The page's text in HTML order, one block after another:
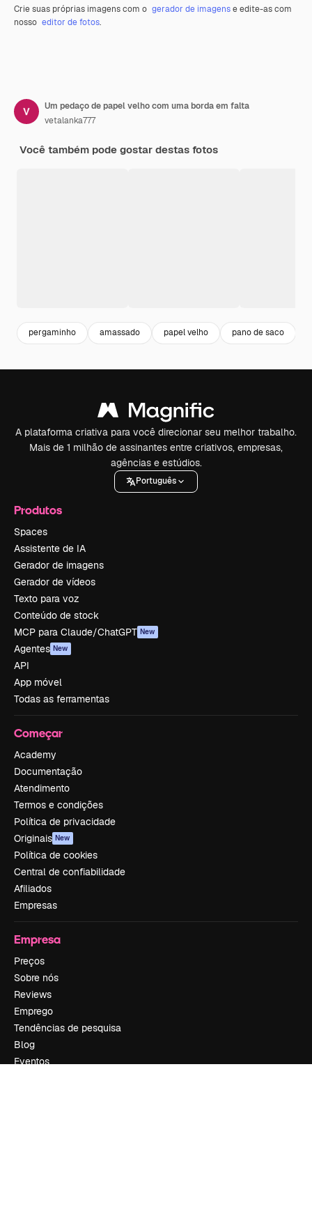
Crie suas próprias imagens com o gerador de imagense edite-as com
nosso editor de fotos.
Um pedaço de papel velho com uma borda em falta
vetalanka777
Você também pode gostar destas fotos
pergaminho amassado papel velho pano de saco
A plataforma criativa para você direcionar seu melhor trabalho.
Mais de 1 milhão de assinantes entre criativos, empresas,
agências e estúdios.
Português
Produtos
Spaces
Assistente de IA
Gerador de imagens
Gerador de vídeos
Texto para voz
Conteúdo de stock
MCP para Claude/ChatGPT New
Agentes New
API
App móvel
Todas as ferramentas
Começar
Academy
Documentação
Atendimento
Termos e condições
Política de privacidade
Originais New
Política de cookies
Central de confiabilidade
Afiliados
Empresas
Empresa
Preços
Sobre nós
Reviews
Emprego
Tendências de pesquisa
Blog
Eventos